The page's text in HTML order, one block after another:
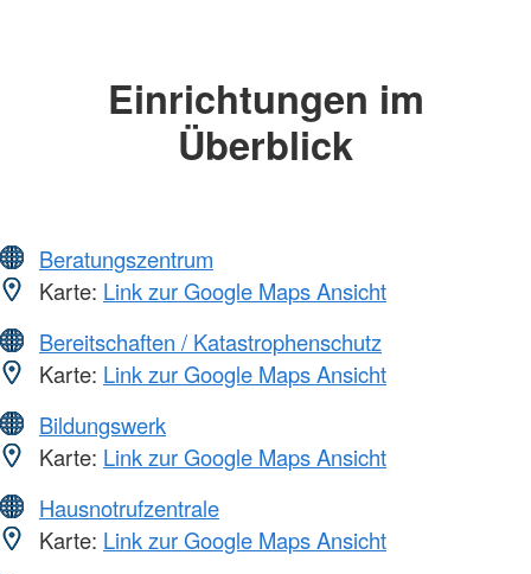
Einrichtungen im
Überblick
Beratungszentrum
Karte: Link zur Google Maps Ansicht
Bereitschaften / Katastrophenschutz
Karte: Link zur Google Maps Ansicht
Bildungswerk
Karte: Link zur Google Maps Ansicht
Hausnotrufzentrale
Karte: Link zur Google Maps Ansicht